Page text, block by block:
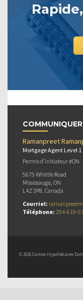
Ramanpreet
Mortgage Agent Level 1
Permis d’initiateur #ON
5675 Whittle Road
Mississauga, ON
L4Z 3P8, Canada
Courriel:
Téléphone: 204-619-
© 2026 Centres Hypothécaires